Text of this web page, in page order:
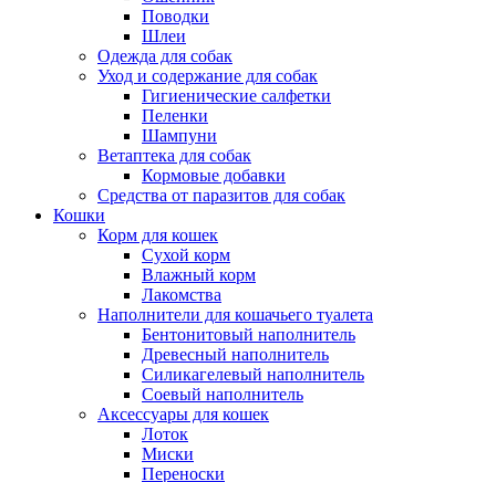
Поводки
Шлеи
Одежда для собак
Уход и содержание для собак
Гигиенические салфетки
Пеленки
Шампуни
Ветаптека для собак
Кормовые добавки
Средства от паразитов для собак
Кошки
Корм для кошек
Сухой корм
Влажный корм
Лакомства
Наполнители для кошачьего туалета
Бентонитовый наполнитель
Древесный наполнитель
Силикагелевый наполнитель
Соевый наполнитель
Аксессуары для кошек
Лоток
Миски
Переноски